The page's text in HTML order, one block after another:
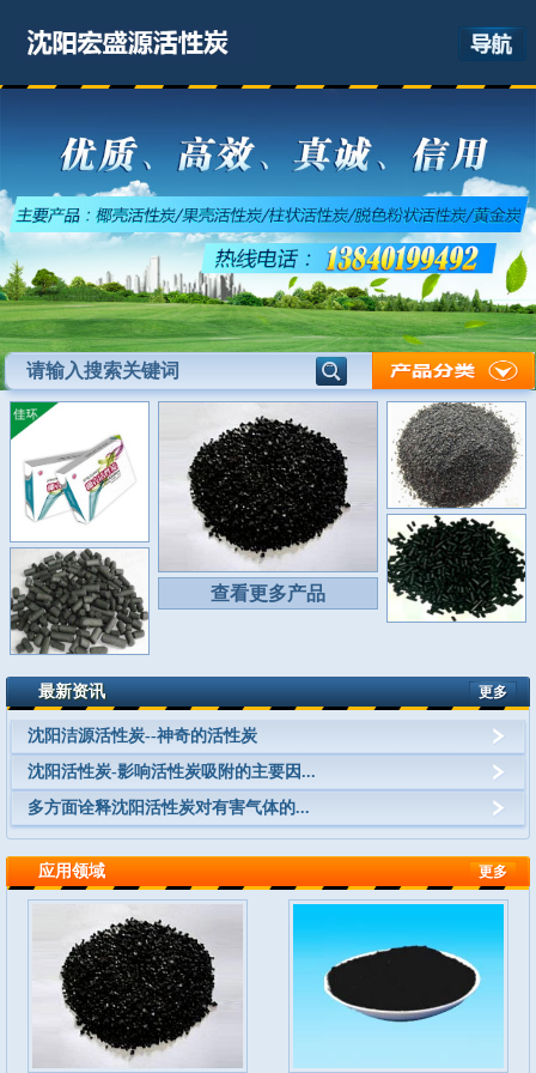
关于我们
产品展示
最新资讯
应用领域
联系我们
查看更多产品
最新资讯 更多
沈阳洁源活性炭--神奇的活性炭
沈阳活性炭-影响活性炭吸附的主要因...
多方面诠释沈阳活性炭对有害气体的...
应用领域 更多